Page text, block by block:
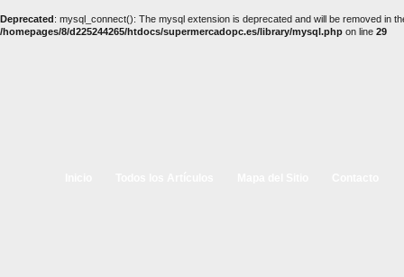
Deprecated: mysql_connect(): The mysql extension is deprecated and will be removed in
/homepages/8/d225244265/htdocs/supermercadopc.es/library/mysql.php on line 29